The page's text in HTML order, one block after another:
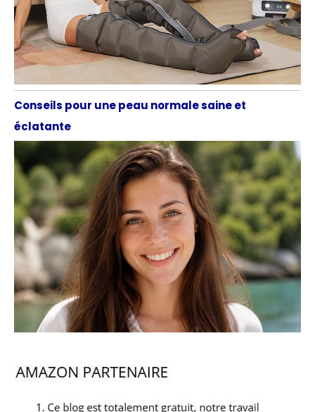
Conseils pour une peau normale saine et
éclatante